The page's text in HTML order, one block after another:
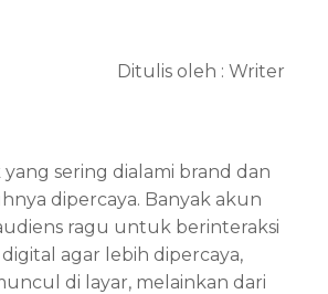
Ditulis oleh : Writer
sering dialami brand dan
dipercaya. Banyak akun
ragu untuk berinteraksi
agar lebih dipercaya,
di layar, melainkan dari